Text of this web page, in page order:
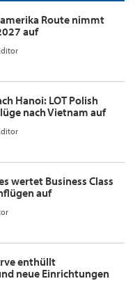
Route nimmt
auf
Hanoi: LOT Polish
nach Vietnam auf
wertet Business Class
auf
enthüllt
neue Einrichtungen